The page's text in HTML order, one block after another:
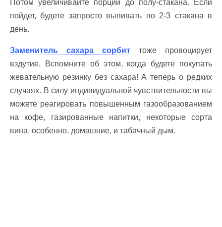
Потом увеличивайте порции до полу-стакана. Если
пойдет, будете запросто выпивать по 2-3 стакана в
день.
Заменитель сахара сорбит тоже провоцирует
вздутие. Вспомните об этом, когда будете покупать
жевательную резинку без сахара! А теперь о редких
случаях. В силу индивидуальной чувствительности вы
можете реагировать повышенным газообразованием
на кофе, газированные напитки, некоторые сорта
вина, особенно, домашние, и табачный дым.